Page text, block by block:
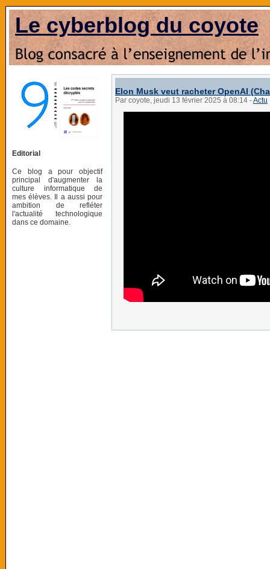
Le cyberblog du coyote
Editorial
Ce blog a pour objectif
principal d'augmenter la
culture informatique de
mes élèves. Il a aussi pour
ambition de refléter
l'actualité technologique
dans ce domaine.
Elon Musk veut racheter OpenAI
Par coyote, jeudi 13 février 2025 à 08:14 -Actu